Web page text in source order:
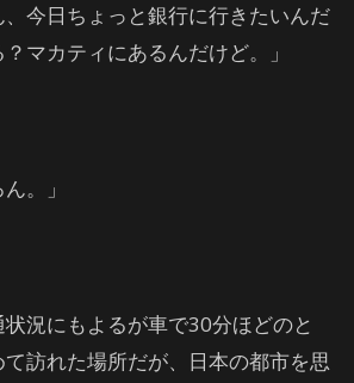
今日ちょっと銀行に行きたいんだ
マカティにあるんだけど。」
。」
況にもよるが車で30分ほどのと
訪れた場所だが、日本の都市を思